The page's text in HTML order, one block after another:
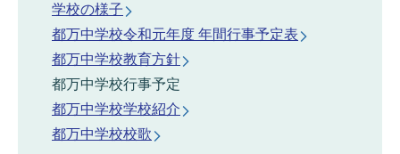
学校の様子
都万中学校令和元年度 年間行事予定表
都万中学校教育方針
都万中学校行事予定
都万中学校学校紹介
都万中学校校歌